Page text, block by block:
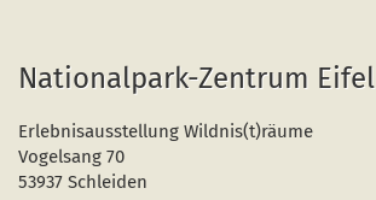
Nationalpark-Zentrum Eifel
Erlebnisausstellung Wildnis(t)räume
Vogelsang 70
53937 Schleiden